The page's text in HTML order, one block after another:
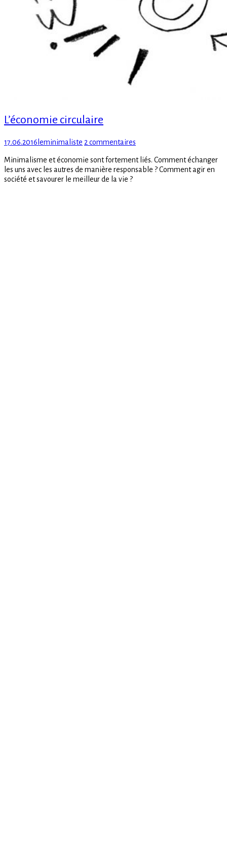
L’économie circulaire
Posted
17.06.2016 Author
leminimaliste 2 commentaires
circulaire
Minimalisme et économie sont fortement liés. Comment échanger
les uns avec les autres de manière responsable ? Comment agir en
société et savourer le meilleur de la vie ?